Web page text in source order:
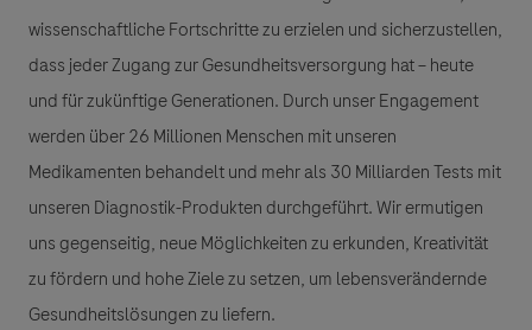
wissenschaftliche Fortschritte zu erzielen und sicherzustellen,
dass jeder Zugang zur Gesundheitsversorgung hat – heute
und für zukünftige Generationen. Durch unser Engagement
werden über 26 Millionen Menschen mit unseren
Medikamenten behandelt und mehr als 30 Milliarden Tests mit
unseren Diagnostik-Produkten durchgeführt. Wir ermutigen
uns gegenseitig, neue Möglichkeiten zu erkunden, Kreativität
zu fördern und hohe Ziele zu setzen, um lebensverändernde
Gesundheitslösungen zu liefern.